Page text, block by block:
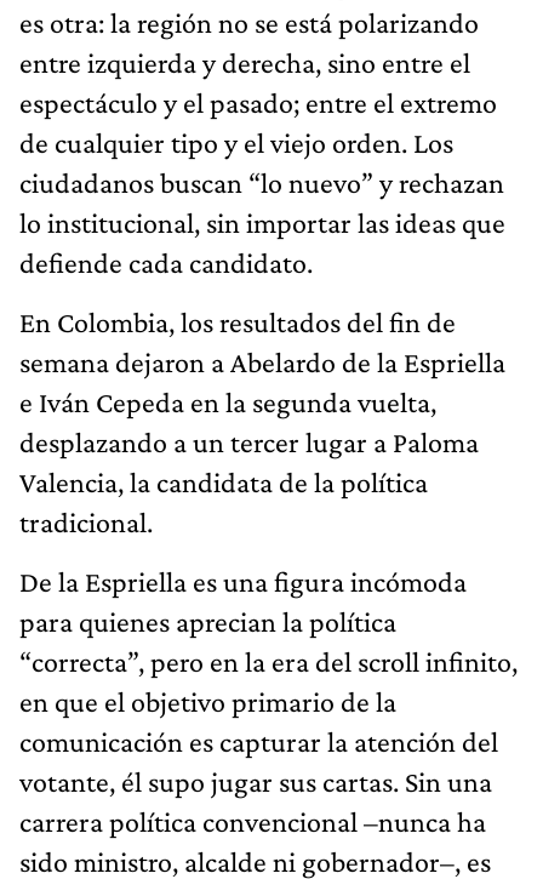
es otra: la región no se está polarizando
entre izquierda y derecha, sino entre el
espectáculo y el pasado; entre el extremo
de cualquier tipo y el viejo orden. Los
ciudadanos buscan “lo nuevo” y rechazan
lo institucional, sin importar las ideas que
defiende cada candidato.
En Colombia, los resultados del fin de
semana dejaron a Abelardo de la Espriella
e Iván Cepeda en la segunda vuelta,
desplazando a un tercer lugar a Paloma
Valencia, la candidata de la política
tradicional.
De la Espriella es una figura incómoda
para quienes aprecian la política
“correcta”, pero en la era del scroll infinito,
en que el objetivo primario de la
comunicación es capturar la atención del
votante, él supo jugar sus cartas. Sin una
carrera política convencional –nunca ha
sido ministro, alcalde ni gobernador–, es